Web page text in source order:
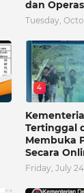
dan
Tuesday,
4
Tertinggal
Membuka
Secara
Friday, July